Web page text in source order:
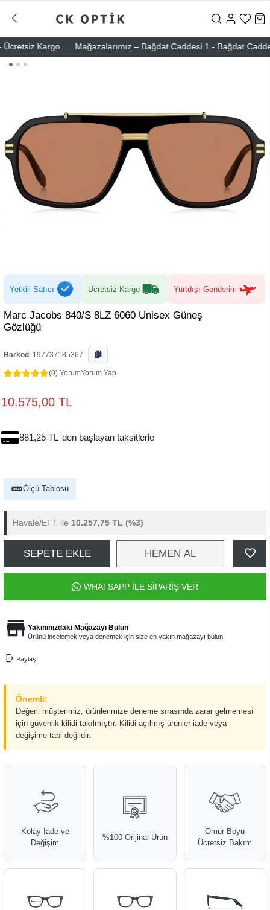
Kargo Mağazalarımız – Bağdat Caddesi 1 - Bağdat
Yetkili Satıcı Ücretsiz Kargo Yurtdışı Gönderim
Marc Jacobs 840/S 8LZ 6060 Unisex Güneş
Gözlüğü
Barkod : 197737185367
(0) YorumYorum Yap
10.575,00 TL
881,25 TL 'den başlayan taksitlerle
Ölçü Tablosu
Havale/EFT ile 10.257,75 TL (%3)
SEPETE EKLE HEMEN AL
WHATSAPP İLE SİPARİŞ VER
Yakınınızdaki Mağazayı Bulun
Ürünü incelemek veya denemek için size en yakın mağazayı bulun.
Paylaş
Önemli:
Değerli müşterimiz, ürünlerimize deneme sırasında zarar gelmemesi
için güvenlik kilidi takılmıştır. Kilidi açılmış ürünler iade veya
değişime tabi değildir.
Kolay İade ve
Değişim
%100 Orijinal Ürün
Ömür Boyu
Ücretsiz Bakım